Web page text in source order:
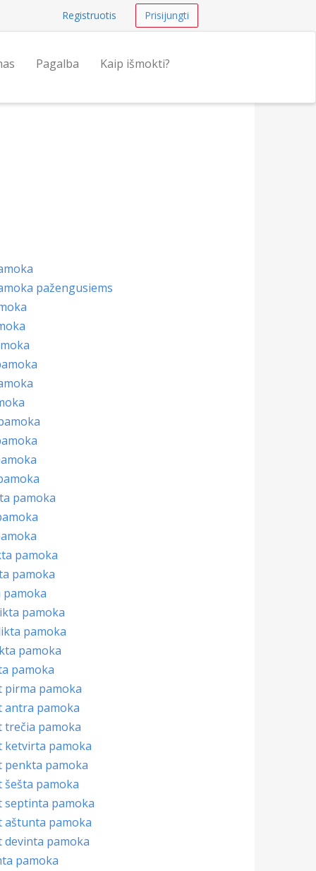
Registruotis Prisijungti
Pagalba Kaip išmokti?
pažengusiems
pamoka
pamoka
pamoka
pamoka
pamoka
pamoka
pamoka
pamoka
pirma pamoka
antra pamoka
trečia pamoka
ketvirta pamoka
penkta pamoka
šešta pamoka
septinta pamoka
aštunta pamoka
devinta pamoka
pamoka